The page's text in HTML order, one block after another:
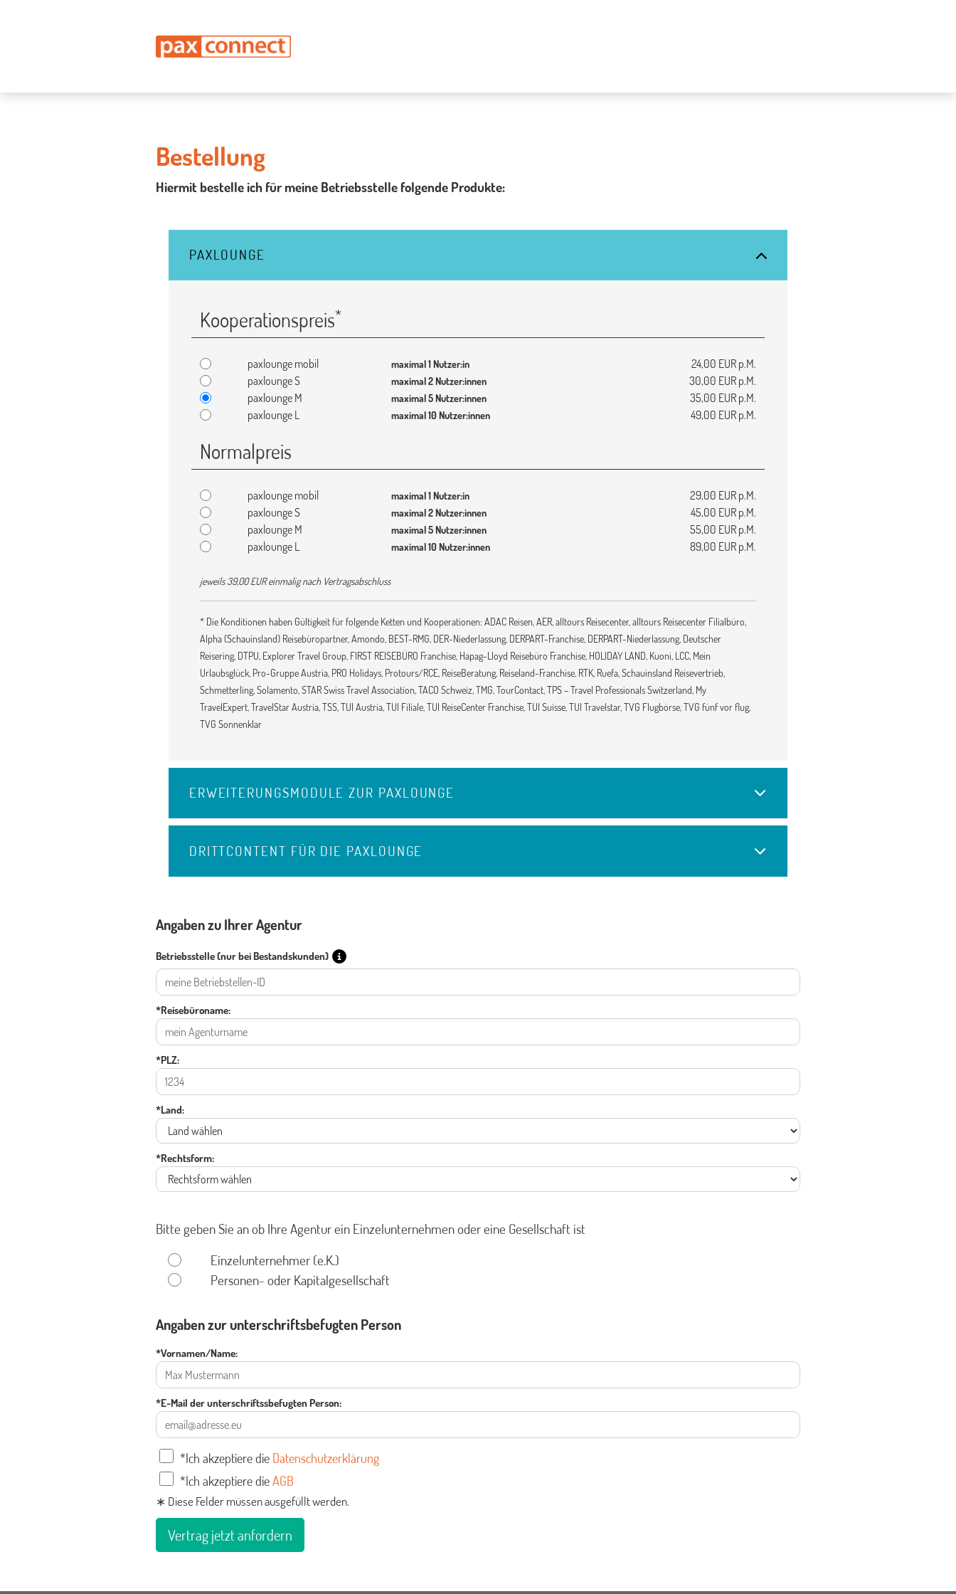
Bestellung
Hiermit bestelle ich für meine Betriebsstelle folgende Produkte:
PAXLOUNGE
Kooperationspreis*
paxlounge mobil maximal 1 Nutzer:in
24,00 EUR p.M.
paxlounge S
maximal 2 Nutzer:innen
30,00 EUR p.M.
paxlounge M
maximal 5 Nutzer:innen
35,00 EUR p.M.
paxlounge L
maximal 10 Nutzer:innen 49,00 EUR p.M.
Normalpreis
paxlounge mobil maximal 1 Nutzer:in
29,00 EUR p.M.
paxlounge S
maximal 2 Nutzer:innen
45,00 EUR p.M.
paxlounge M
maximal 5 Nutzer:innen
55,00 EUR p.M.
paxlounge L
maximal 10 Nutzer:innen 89,00 EUR p.M.
jeweils 39,00 EUR einmalig nach Vertragsabschluss
* Die Konditionen haben Gültigkeit für folgende Ketten und Kooperationen: ADAC Reisen, AER, alltours Reisecenter, alltours Reisecenter Filialbüro,
Alpha (Schauinsland) Reisebüropartner, Amondo, BEST-RMG, DER-Niederlassung, DERPART-Franchise, DERPART-Niederlassung, Deutscher
Reisering, DTPU, Explorer Travel Group, FIRST REISEBÜRO Franchise, Hapag-Lloyd Reisebüro Franchise, HOLIDAY LAND, Kuoni, LCC, Mein
Urlaubsglück, Pro-Gruppe Austria, PRO Holidays, Protours/RCE, ReiseBeratung, Reiseland-Franchise, RTK, Ruefa, Schauinsland Reisevertrieb,
Schmetterling, Solamento, STAR Swiss Travel Association, TACO Schweiz, TMG, TourContact, TPS – Travel Professionals Switzerland, My
TravelExpert, TravelStar Austria, TSS, TUI Austria, TUI Filiale, TUI ReiseCenter Franchise, TUI Suisse, TUI Travelstar, TVG Flugbörse, TVG fünf vor flug,
TVG Sonnenklar
ERWEITERUNGSMODULE ZUR PAXLOUNGE
DRITTCONTENT FÜR DIE PAXLOUNGE
Angaben zu Ihrer Agentur
Betriebsstelle (nur bei Bestandskunden)
*Reisebüroname:
*PLZ:
*Land:
*Rechtsform:
Bitte geben Sie an ob Ihre Agentur ein Einzelunternehmen oder eine Gesellschaft ist
Einzelunternehmer (e.K.)
Personen- oder Kapitalgesellschaft
Angaben zur unterschriftsbefugten Person
*Vornamen/Name:
*E-Mail der unterschriftssbefugten Person:
*Ich akzeptiere die Datenschutzerklärung
*Ich akzeptiere dieAGB
∗ Diese Felder müssen ausgefüllt werden.
Vertrag jetzt anfordern